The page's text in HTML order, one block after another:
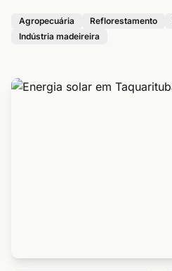
Agropecuária Reflorestamento
Indústria madeireira